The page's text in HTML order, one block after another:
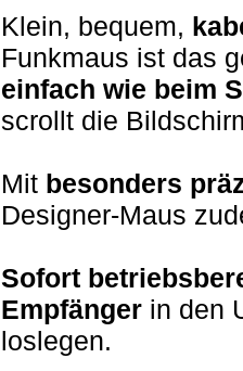
Klein, bequem,
Funkmaus ist das
einfach wie beim
scrollt die
Mit besonders
Designer-Maus
Sofort
Empfänger in den
loslegen.